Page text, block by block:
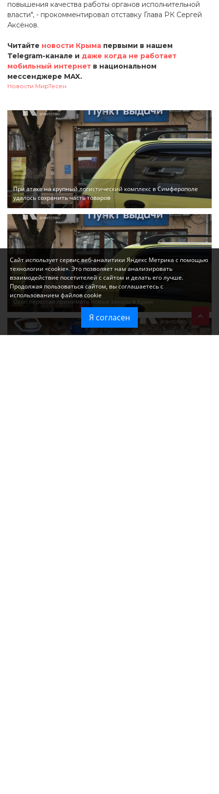
повышения качества работы органов исполнительной
власти", - прокомментировал отставку Глава РК Сергей
Аксёнов.
Читайте новости Крыма первыми в нашем
Telegram-канале и даже когда не работает
мобильный интернет в национальном
мессенджере MAX.
Новости МирТесен
При атаке на крупный логистический комплекс в Симферополе
удалось сохранить часть товаров
Ozon перестал принимать новые заказы в Крым
Сайт использует сервис веб-аналитики Яндекс Метрика с помощью
технологии «cookie». Это позволяет нам анализировать
взаимодействие посетителей с сайтом и делать его лучше.
Продолжая пользоваться сайтом, вы соглашаетесь с
использованием файлов cookie
Я согласен